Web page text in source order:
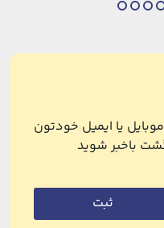
یا ایمیل خودتون
باخبر شوید
ثبت